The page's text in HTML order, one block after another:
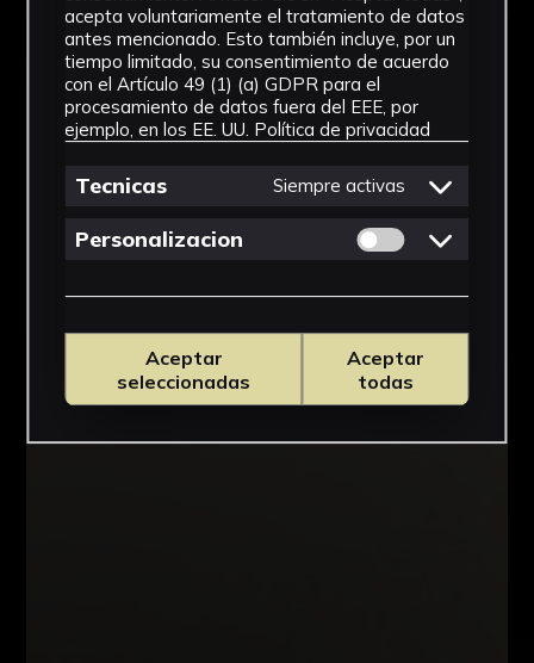
acepta voluntariamente el tratamiento de datos
antes mencionado. Esto también incluye, por un
tiempo limitado, su consentimiento de acuerdo
con el Artículo 49 (1) (a) GDPR para el
procesamiento de datos fuera del EEE, por
ejemplo, en los EE. UU. Política de privacidad
Tecnicas Siempre activas
Personalizacion Permitir cookies
Aceptar
seleccionadas
Aceptar
todas